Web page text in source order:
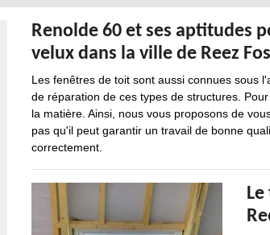
Renolde 60 et ses aptitudes
velux dans la ville de Reez
Les fenêtres de toit sont aussi connues sous
de réparation de ces types de structures.
la matière. Ainsi, nous vous proposons de
pas qu'il peut garantir un travail de bonne
correctement.